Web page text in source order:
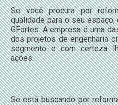
Se você procura por
qualidade para o seu
GFortes. A empresa é uma
dos projetos de engenharia
segmento e com certeza
ações.
Se está buscando por